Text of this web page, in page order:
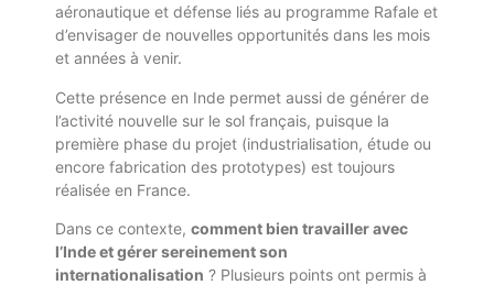
aéronautique et défense liés au programme Rafale et
d’envisager de nouvelles opportunités dans les mois
et années à venir.
Cette présence en Inde permet aussi de générer de
l’activité nouvelle sur le sol français, puisque la
première phase du projet (industrialisation, étude ou
encore fabrication des prototypes) est toujours
réalisée en France.
Dans ce contexte, comment bien travailler avec
l’Inde et gérer sereinement son
internationalisation ? Plusieurs points ont permis à